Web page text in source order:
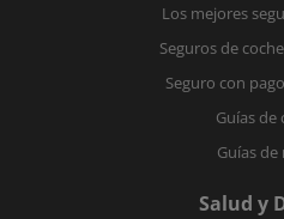
Los mejores
Seguros de
Seguro con
Guías de
Guías
Salud y